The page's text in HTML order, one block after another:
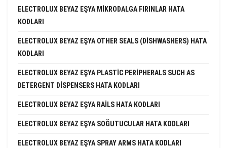
ELECTROLUX BEYAZ EŞYA MIKRODALGA FIRINLAR HATA
KODLARI
ELECTROLUX BEYAZ EŞYA OTHER SEALS (DISHWASHERS) HATA
KODLARI
ELECTROLUX BEYAZ EŞYA PLASTIC PERIPHERALS SUCH AS
DETERGENT DISPENSERS HATA KODLARI
ELECTROLUX BEYAZ EŞYA RAILS HATA KODLARI
ELECTROLUX BEYAZ EŞYA SOĞUTUCULAR HATA KODLARI
ELECTROLUX BEYAZ EŞYA SPRAY ARMS HATA KODLARI